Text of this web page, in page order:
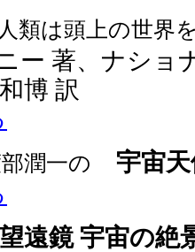
人類は頭上の世界
ー 著、ナショ
博 訳
潤一の
宇宙天
遠鏡 宇宙の